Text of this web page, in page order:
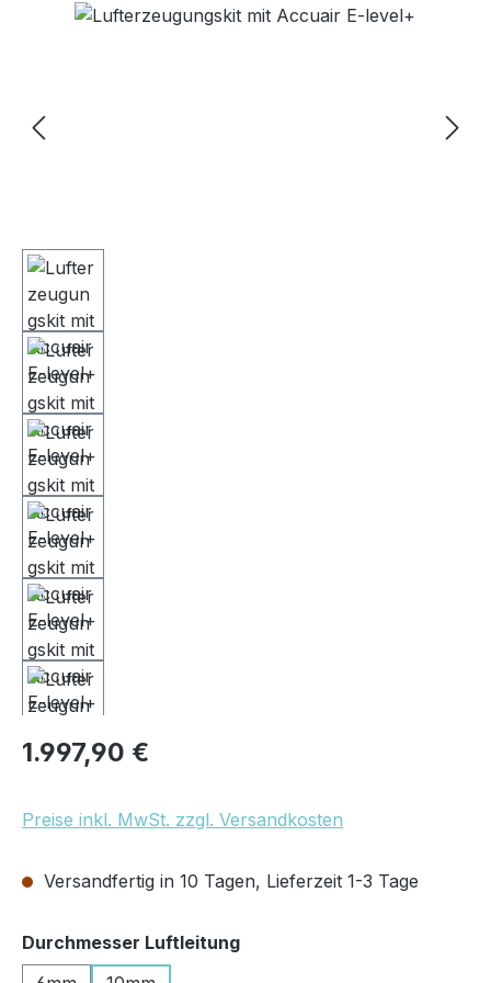
Bildergalerie überspringen
Regulärer Preis:
1.997,90 €
Preise inkl. MwSt. zzgl. Versandkosten
Versandfertig in 10 Tagen, Lieferzeit 1-3 Tage
Durchmesser Luftleitungauswählen